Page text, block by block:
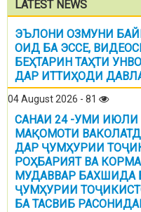
LATEST NEWS
ЭЪЛОНИ ОЗМУНИ
ОИД БА ЭССЕ,
БЕҲТАРИН ТАҲТИ
ДАР ИТТИҲОДИ
04 August 2026 - 81
САНАИ 24 -УМИ ИЮЛИ
МАҚОМОТИ
ДАР ҶУМҲУРИИ
РОҲБАРИЯТ ВА
МУДАВВАР БАХШИДА
ҶУМҲУРИИ
БА ТАСВИБ